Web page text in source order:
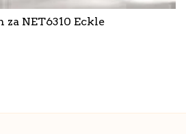
za NET6310 Eckle